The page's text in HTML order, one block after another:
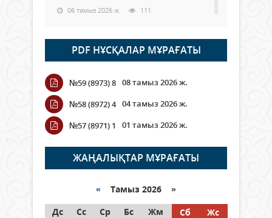
06 тамыз 2026 ж. 111
Open Air: Қызылорда облысы
полиция департаменті 20
мыңнан астам көрерменнің
қауіпсіздігін қамтамасыз етті
06 тамыз 2026 ж.
Wi-Fi ҚАБЫРҒА АРҚЫЛЫ ҚАЛАЙ
ӨТЕДІ?
06 тамыз 2026 ж. 286
граждане Казахстана,
PDF НҰСҚАЛАР МҰРАҒАТЫ
№59 (8973) 8 08 тамыз 2026 ж.
№58 (8972) 4 04 тамыз 2026 ж.
№57 (8971) 1
01 тамыз 2026 ж.
ЖАҢАЛЫҚТАР МҰРАҒАТЫ
« Тамыз 2026 »
Дс
Сс Ср Бс Жм Сб
Жс